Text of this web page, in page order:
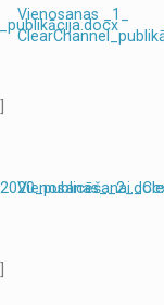
Vienosanas _1_